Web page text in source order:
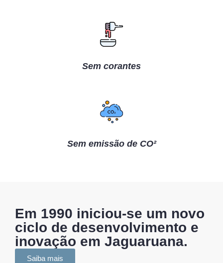
Sem corantes
Sem emissão de CO²
Em 1990 iniciou-se um novo
ciclo de desenvolvimento e
inovação em Jaguaruana.
Saiba mais